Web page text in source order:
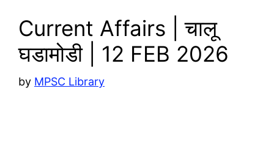
Current Affairs | चालू
घडामोडी | 12 FEB 2026
by MPSC Library